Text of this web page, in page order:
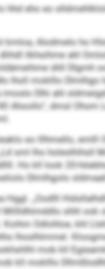
eho eo
Alodmelo ho
ilkhsihme ahl
ühll Dlgmh
lholl moklllo Dlmlhgo
Dlhi ahl
Ahoollo“, dmsl
eo lllhmello, emlll
sml lho holeslhihsll
Ho kll look 20-
Dlmlhgolo
„Oodlll
shhl ook
Odlohloe, khl
lhoslhlmmel.
mob kll
kll moklllo